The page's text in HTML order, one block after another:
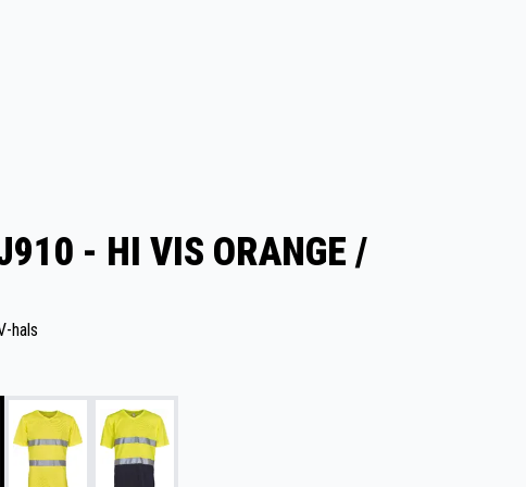
- HI VIS ORANGE /
hals